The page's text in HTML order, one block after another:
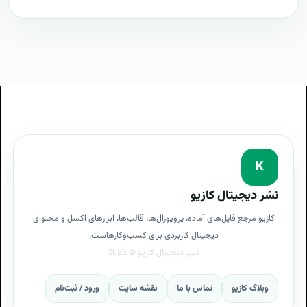
Intelligence)
Intelligence)
پروپوزال BI یا هوش تجاری (Business Intelligence)
K
نشر دیجیتال کازیو
کازیو مرجع فایل‌های آماده، پروپوزال‌ها، قالب‌ها، ابزارهای اکسل و محتوای
دیجیتال کاربردی برای کسب‌وکارهاست.
وبلاگ کازیو تماس با ما نقشه سایت ورود / ثبت‌نام